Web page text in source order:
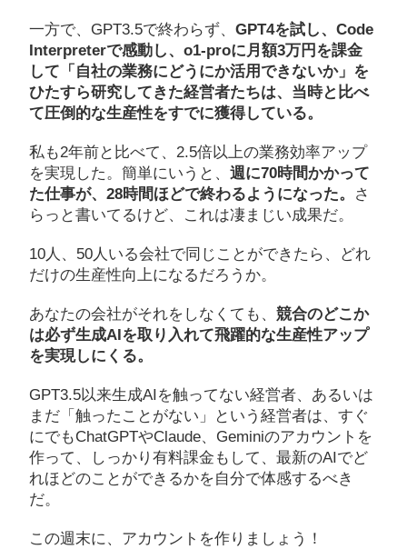
一方で、GPT3.5で終わらず、GPT4を試し、Code
Interpreterで感動し、o1-proに月額3万円を課金
して「自社の業務にどうにか活用できないか」を
ひたすら研究してきた経営者たちは、当時と比べ
て圧倒的な生産性をすでに獲得している。
私も2年前と比べて、2.5倍以上の業務効率アップ
を実現した。簡単にいうと、週に70時間かかって
た仕事が、28時間ほどで終わるようになった。 さ
らっと書いてるけど、これは凄まじい成果だ。
10人、50人いる会社で同じことができたら、どれ
だけの生産性向上になるだろうか。
あなたの会社がそれをしなくても、競合のどこか
は必ず生成AIを取り入れて飛躍的な生産性アップ
を実現しにくる。
GPT3.5以来生成AIを触ってない経営者、あるいは
まだ「触ったことがない」という経営者は、すぐ
にでもChatGPTやClaude、Geminiのアカウントを
作って、しっかり有料課金もして、最新のAIでど
れほどのことができるかを自分で体感するべき
だ。
この週末に、アカウントを作りましょう！